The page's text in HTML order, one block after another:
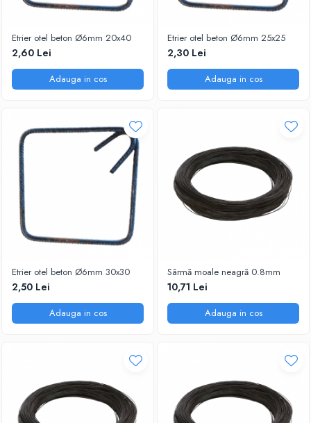
Etrier otel beton Ø6mm 20x40
2,60 Lei
Adauga in cos
Etrier otel beton Ø6mm 25x25
2,30 Lei
Adauga in cos
Etrier otel beton Ø6mm 30x30
2,50 Lei
Adauga in cos
Sârmă moale neagră 0.8mm
10,71 Lei
Adauga in cos